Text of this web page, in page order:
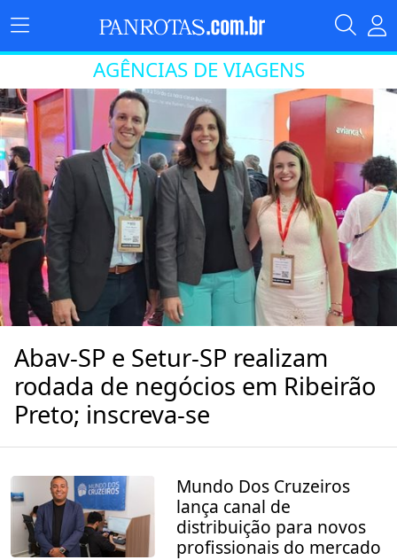
AGÊNCIAS DE VIAGENS
Abav-SP e Setur-SP realizam
rodada de negócios em Ribeirão
Preto; inscreva-se
Mundo Dos Cruzeiros
lança canal de
distribuição para novos
profissionais do mercado